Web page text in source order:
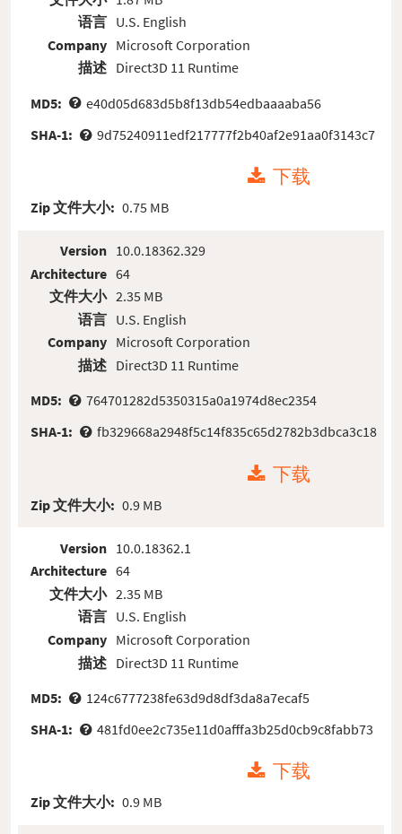
语言
Company
描述
U.S. English
Microsoft Corporation
Direct3D 11 Runtime
MD5:
e40d05d683d5b8f13db54edbaaaaba56
SHA-1:
9d75240911edf217777f2b40af2e91aa0f3143c7
下载
Zip 文件大小: 0.75 MB
Version
Architecture
文件大小
语言
Company
描述
10.0.18362.329
64
2.35 MB
U.S. English
Microsoft Corporation
Direct3D 11 Runtime
MD5:
764701282d5350315a0a1974d8ec2354
SHA-1:
fb329668a2948f5c14f835c65d2782b3dbca3c18
下载
Zip 文件大小: 0.9 MB
Version
Architecture
文件大小
语言
Company
描述
10.0.18362.1
64
2.35 MB
U.S. English
Microsoft Corporation
Direct3D 11 Runtime
MD5:
124c6777238fe63d9d8df3da8a7ecaf5
SHA-1:
481fd0ee2c735e11d0afffa3b25d0cb9c8fabb73
下载
Zip 文件大小: 0.9 MB